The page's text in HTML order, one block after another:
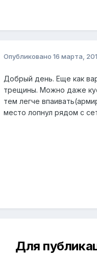
Опубликовано 16 марта,
Добрый день. Еще как
трещины. Можно даже
тем легче
место лопнул рядом с
Для